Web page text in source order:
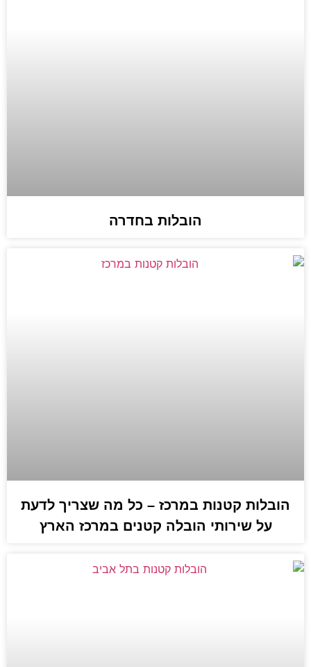
הובלות בחדרה
הובלות קטנות במרכז – כל מה שצריך לדעת
על שירותי הובלה קטנים במרכז הארץ